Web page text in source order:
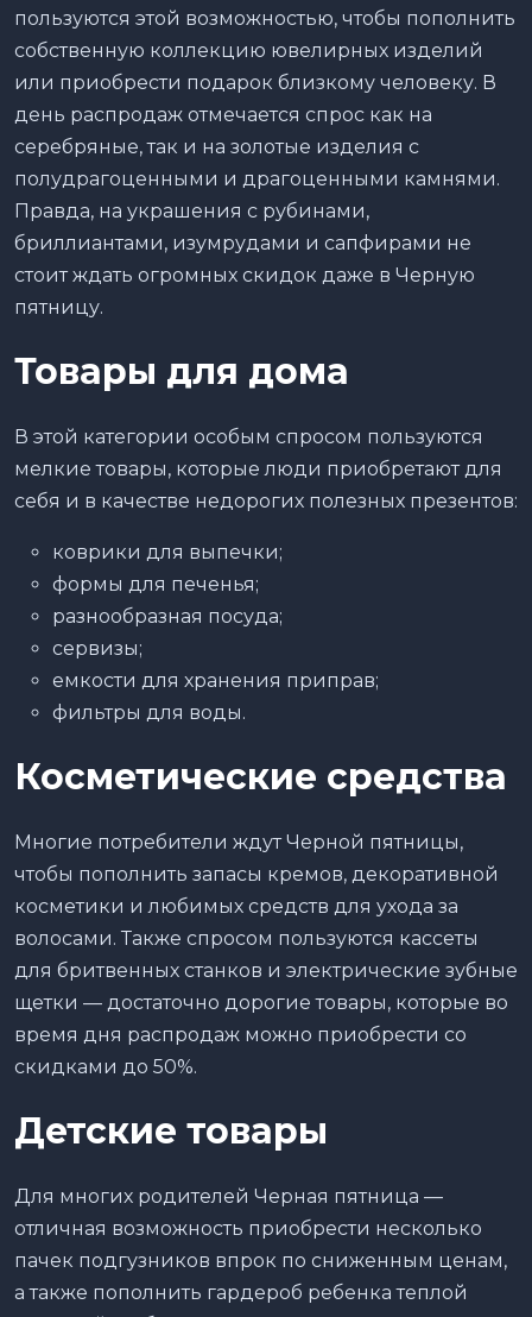
пользуются этой возможностью, чтобы пополнить
собственную коллекцию ювелирных изделий
или приобрести подарок близкому человеку. В
день распродаж отмечается спрос как на
серебряные, так и на золотые изделия с
полудрагоценными и драгоценными камнями.
Правда, на украшения с рубинами,
бриллиантами, изумрудами и сапфирами не
стоит ждать огромных скидок даже в Черную
пятницу.
Товары для дома
В этой категории особым спросом пользуются
мелкие товары, которые люди приобретают для
себя и в качестве недорогих полезных презентов:
коврики для выпечки;
формы для печенья;
разнообразная посуда;
сервизы;
емкости для хранения приправ;
фильтры для воды.
Косметические средства
Многие потребители ждут Черной пятницы,
чтобы пополнить запасы кремов, декоративной
косметики и любимых средств для ухода за
волосами. Также спросом пользуются кассеты
для бритвенных станков и электрические зубные
щетки — достаточно дорогие товары, которые во
время дня распродаж можно приобрести со
скидками до 50%.
Детские товары
Для многих родителей Черная пятница —
отличная возможность приобрести несколько
пачек подгузников впрок по сниженным ценам,
а также пополнить гардероб ребенка теплой